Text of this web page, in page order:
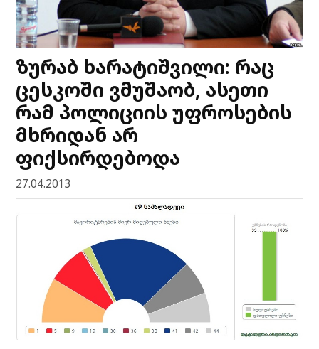
ზურაბ ხარატიშვილი: რაც
ცესკოში ვმუშაობ, ასეთი
რამ პოლიციის უფროსების
მხრიდან არ
ფიქსირდებოდა
27.04.2013